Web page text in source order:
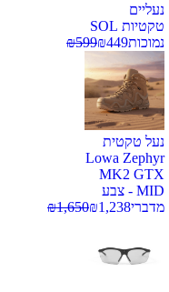
נעליים
טקטיות SOL
נמוכות
₪449
₪599
נעל טקטית
Lowa Zephyr
MK2 GTX
MID - צבע
מדברי
₪1,238
₪1,650